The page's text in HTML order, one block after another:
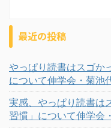
最近の投稿
やっぱり読書はスゴか
について伸学会・菊池
実感、やっぱり読書は
習慣」について伸学会